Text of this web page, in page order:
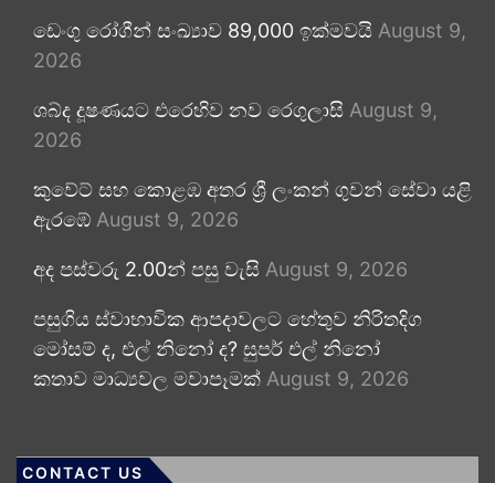
ඩෙංගු රෝගීන් සංඛ්‍යාව 89,000 ඉක්මවයි August 9,
2026
ශබ්ද දූෂණයට එරෙහිව නව රෙගුලාසි August 9,
2026
කුවේට් සහ කොළඹ අතර ශ්‍රී ලංකන් ගුවන් සේවා යළි
ඇරඹේ August 9, 2026
අද පස්වරු 2.00න් පසු වැසි August 9, 2026
පසුගිය ස්වාභාවික ආපදාවලට හේතුව නිරිතදිග
මෝසම් ද, එල් නිනෝ ද? සුපර් එල් නිනෝ
කතාව මාධ්‍යවල මවාපෑමක් August 9, 2026
CONTACT US